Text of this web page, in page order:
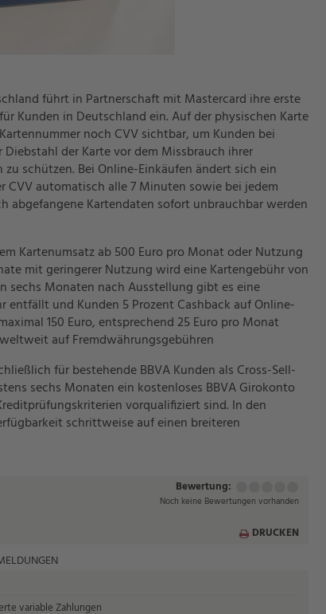
führt in Partnerschaft mit Mastercard ihre erste
Kunden in Deutschland ein. Auf der physischen Karte
noch CVV sichtbar, um Kunden bei
Diebstahl der Karte vor dem Missbrauch ihrer
zu schützen. Bei Online-Einkäufen ändert sich ein
CVV automatisch alle 7 Minuten sowie bei jedem
abgefangene Kartendaten sofort unbrauchbar werden
Kartenumsatz ab 500 Euro pro Monat oder Nutzung
mit geringerer Nutzung wird eine Kartengebühr von
sechs Monaten nach Ausstellung gibt es eine
entfällt und Kunden 5 Prozent Cashback auf Online-
150 Euro, entsprechend 25 Euro pro Monat
auf Fremdwährungsgebühren
für bestehende BBVA Kunden als Cross-Sell-
sechs Monaten ein kostenloses BBVA Girokonto
vorqualifiziert sind. In den
schrittweise auf einen breiteren
Bewertung:
(1 (2 (3 (4gut
Punkte)
Noch keine Bewertungen vorhanden
DRUCKEN
variable Zahlungen